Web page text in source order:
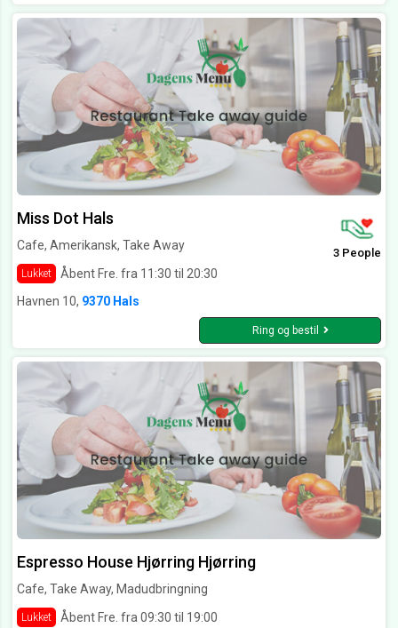
Miss Dot Hals
Cafe, Amerikansk, Take Away
Lukket Åbent Fre. fra 11:30 til 20:30
3 People
Havnen 10, 9370 Hals
Ring og bestil
Espresso House Hjørring Hjørring
Cafe, Take Away, Madudbringning
Lukket
Åbent Fre. fra 09:30 til 19:00